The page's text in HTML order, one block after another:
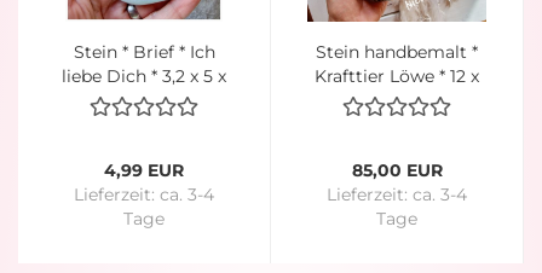
Stein * Brief * Ich
liebe Dich * 3,2 x 5 x
1,5 cm * Herz
4,99 EUR
Lieferzeit: ca. 3-4
Tage
Stein handbemalt *
Krafttier Löwe * 12 x
10 x 4 cm
85,00 EUR
Lieferzeit: ca. 3-4
Tage